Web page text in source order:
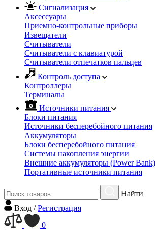
Сигнализация
Аксессуары
Приемно-контрольные приборы
Извещатели
Считыватели
Cчитыватели с клавиатурой
Cчитыватели отпечатков пальцев
Контроль доступа
Контроллеры
Терминалы
Источники питания
Блоки питания
Источники бесперебойного питания
Аккумуляторы
Блоки бесперебойного питания
Системы накопления энергии
Внешние аккумуляторы (Power Bank)
Портативные источники питания
Найти
Вход /Регистрация
0